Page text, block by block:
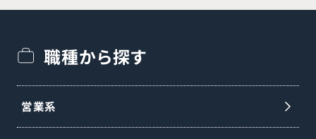
難易度の高い手術を支える仕事であり、患
す。研修はボーンモデルを用いたハンズオン
とオンライン学習、集合研修・OJTを組み合
わせて行い、未経験からでも段階的に知識
と実践力を習得できます。 【業務内容】 ○医
職種から探す
営業系